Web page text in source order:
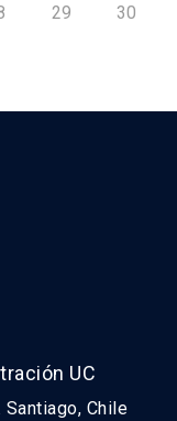
29 30
UC
Santiago, Chile